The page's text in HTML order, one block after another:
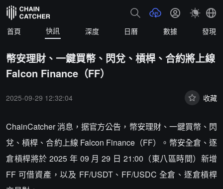
首頁 快訊 深度 日曆 數據 發現
幣安理財、一鍵買幣、閃兌、槓桿、合約將上線
Falcon Finance（FF）
2025-09-29 12:32:04 收藏
ChainCatcher 消息，据官方公告，幣安理財、一鍵買幣、閃
兌、槓桿、合約上線 Falcon Finance（FF）。幣安全倉、逐
倉槓桿將於 2025 年 09 月 29 日 21:00（東八區時間）新增
FF 可借資產，以及 FF/USDT、FF/USDC 全倉、逐倉槓桿